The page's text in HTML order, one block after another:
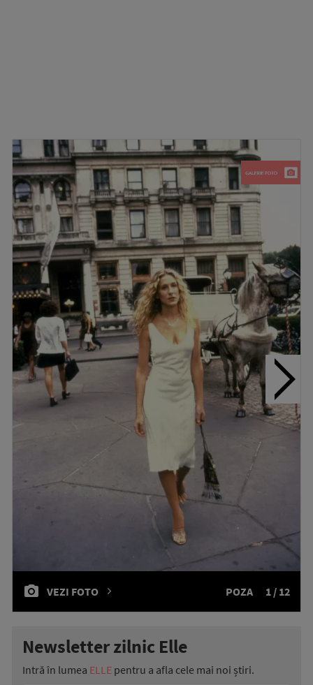
VEZI FOTO POZA 1 / 12
Newsletter zilnic Elle
Intră în lumea ELLE pentru a afla cele mai noi știri.